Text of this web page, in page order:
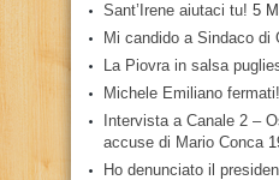
Sant’Irene aiutaci tu! 5
Mi candido a Sindaco di
La Piovra in salsa
Michele Emiliano
Intervista a Canale 2 –
accuse di Mario Conca
Ho denunciato il